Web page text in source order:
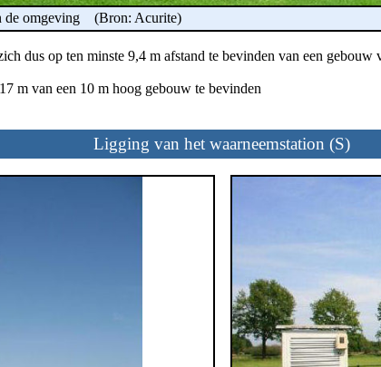
de omgeving (Bron: Acurite)
dus op ten minste 9,4 m afstand te bevinden van een
m van een 10 m hoog gebouw te bevinden
Ligging van het waarneemstation (S)